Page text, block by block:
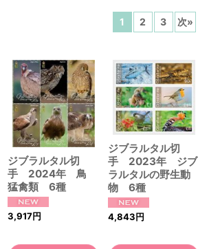
並び順:
絞り込む
1 2 3 次»
ジブラルタル切
手 2024年 鳥
猛禽類 6種
3,917円
ジブラルタル切
手 2023年 ジブ
ラルタルの野生動
物 6種
4,843円